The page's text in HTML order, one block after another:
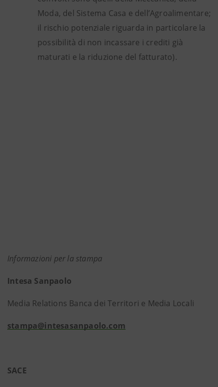
Moda, del Sistema Casa e dell’Agroalimentare;
il rischio potenziale riguarda in particolare la
possibilità di non incassare i crediti già
maturati e la riduzione del fatturato).
Informazioni per la stampa
Intesa Sanpaolo
Media Relations Banca dei Territori e Media Locali
stampa@intesasanpaolo.com
SACE